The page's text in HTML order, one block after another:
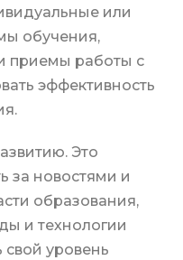
или
обучения,
приемы работы с
эффективность
Это
за новостями и
образования,
и технологии
уровень